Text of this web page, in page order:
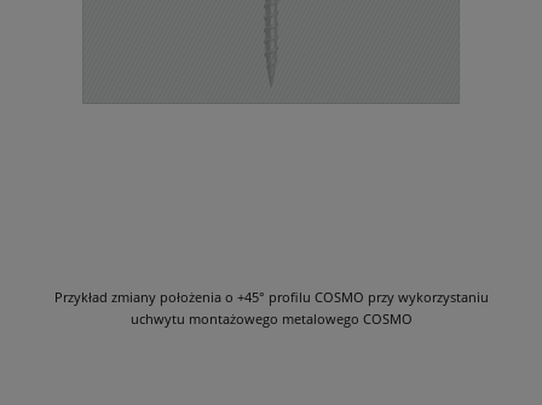
Przykład zmiany położenia o +45° profilu COSMO przy wykorzystaniu
uchwytu montażowego metalowego COSMO